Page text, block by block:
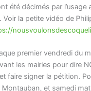
été décimés par l’usage
la petite vidéo de
premier vendredi du
les mairies pour dire
et faire signer la pétition.
Montauban, et samedi